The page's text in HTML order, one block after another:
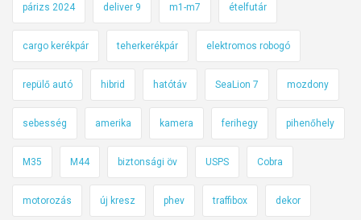
párizs 2024 deliver 9 m1-m7 ételfutár
cargo kerékpár teherkerékpár elektromos robogó
repülő autó hibrid hatótáv SeaLion 7 mozdony
sebesség amerika kamera ferihegy pihenőhely
M35 M44 biztonsági öv USPS Cobra
motorozás új kresz phev traffibox dekor